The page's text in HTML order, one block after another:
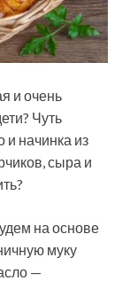
и очень
Чуть
и начинка из
сыра и
на основе
муку
—